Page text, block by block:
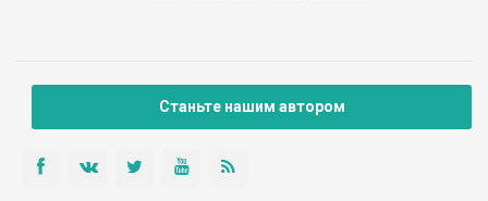
Станьте нашим автором